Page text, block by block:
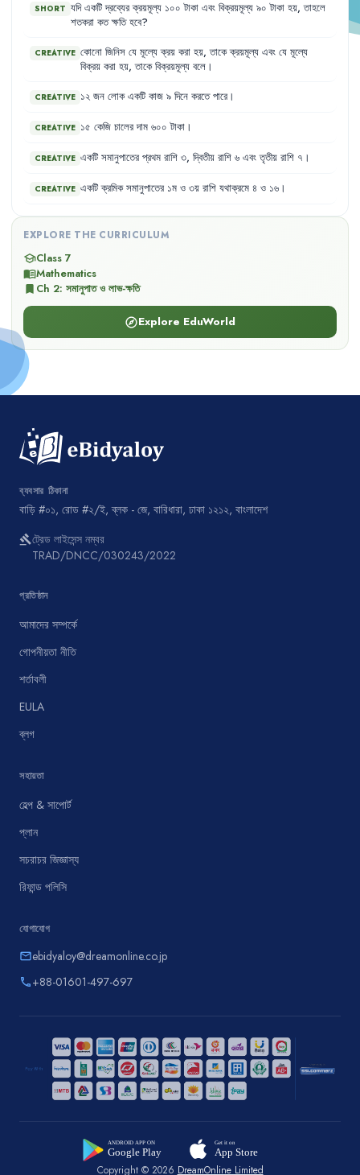
SHORT যদি একটি দ্রব্যের ক্রয়মূল্য ১০০ টাকা এবং বিক্রয়মূল্য ৯০ টাকা হয়, তাহলে
শতকরা কত ক্ষতি হবে?
CREATIVE কোনো জিনিস যে মূল্যে ক্রয় করা হয়, তাকে ক্রয়মূল্য এবং যে মূল্যে
বিক্রয় করা হয়, তাকে বিক্রয়মূল্য বলে ।
CREATIVE ১২ জন লোক একটি কাজ ৯ দিনে করতে পারে ।
CREATIVE ১৫ কেজি চালের দাম ৬০০ টাকা ।
CREATIVE একটি সমানুপাতের প্রথম রাশি ৩, দ্বিতীয় রাশি ৬ এবং তৃতীয় রাশি ৭ ।
CREATIVE একটি ক্রমিক সমানুপাতের ১ম ও ৩য় রাশি যথাক্রমে ৪ ও ১৬ ।
EXPLORE THE CURRICULUM
schoolClass 7
menu_bookMathematics
bookmark Ch 2: সমানুপাত ও লাভ-ক্ষতি
exploreExplore EduWorld
ব্যবসার ঠিকানা
বাড়ি #০১, রোড #২/ই, ব্লক - জে, বারিধারা, ঢাকা ১২১২, বাংলাদেশ
gavelট্রেড লাইসেন্স নম্বর
TRAD/DNCC/030243/2022
প্রতিষ্ঠান
আমাদের সম্পর্কে
গোপনীয়তা নীতি
শর্তাবলী
EULA
ব্লগ
সহায়তা
হেল্প & সাপোর্ট
প্লান
সচরাচর জিজ্ঞাস্য
রিফান্ড পলিসি
যোগাযোগ
emailebidyaloy@dreamonline.co.jp
phone+88-01601-497-697
Copyright © 2026 DreamOnline Limited